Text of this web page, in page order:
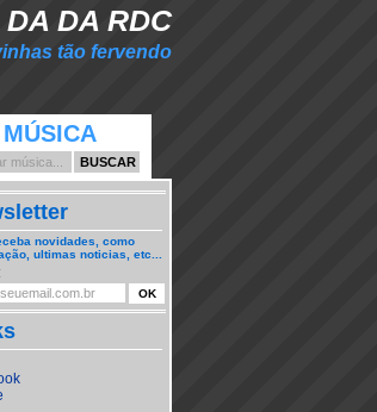
DA RDC
tão fervendo
novidades, como
ultimas noticias, etc...